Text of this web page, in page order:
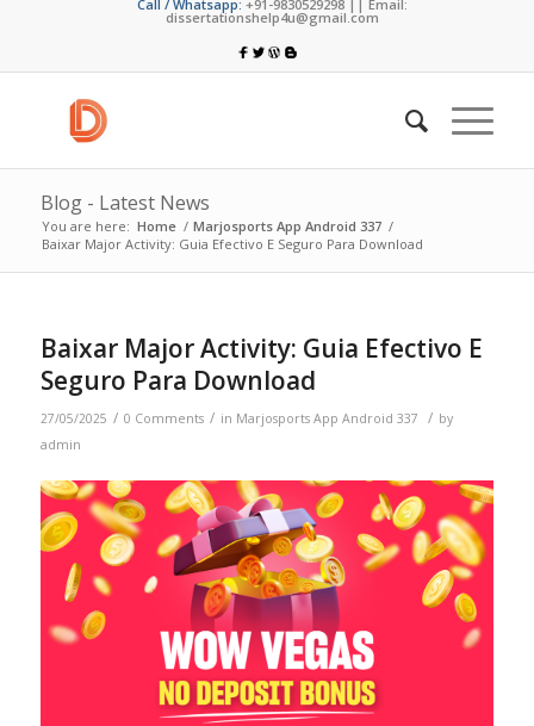
Call / Whatsapp: +91-9830529298 || Email:
dissertationshelp4u@gmail.com
Blog - Latest News
You are here: Home / Marjosports App Android 337 /
Baixar Major Activity: Guia Efectivo E Seguro Para Download
Baixar Major Activity: Guia Efectivo E
Seguro Para Download
27/05/2025 / 0 Comments / in Marjosports App Android 337 / by
admin